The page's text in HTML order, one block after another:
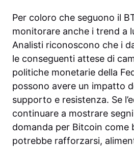
Per coloro che seguono il
monitorare anche i trend a
Analisti riconoscono che i
le conseguenti attese di
politiche monetarie della
possono avere un impatto
supporto e resistenza. Se
continuare a mostrare
domanda per Bitcoin come
potrebbe rafforzarsi,